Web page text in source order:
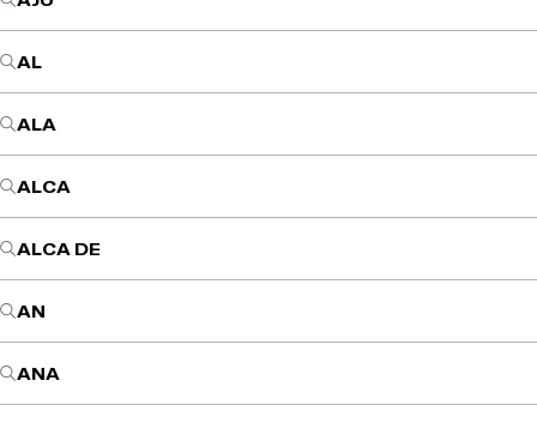
AL
ALA
ALCA
ALCA DE
AN
ANA